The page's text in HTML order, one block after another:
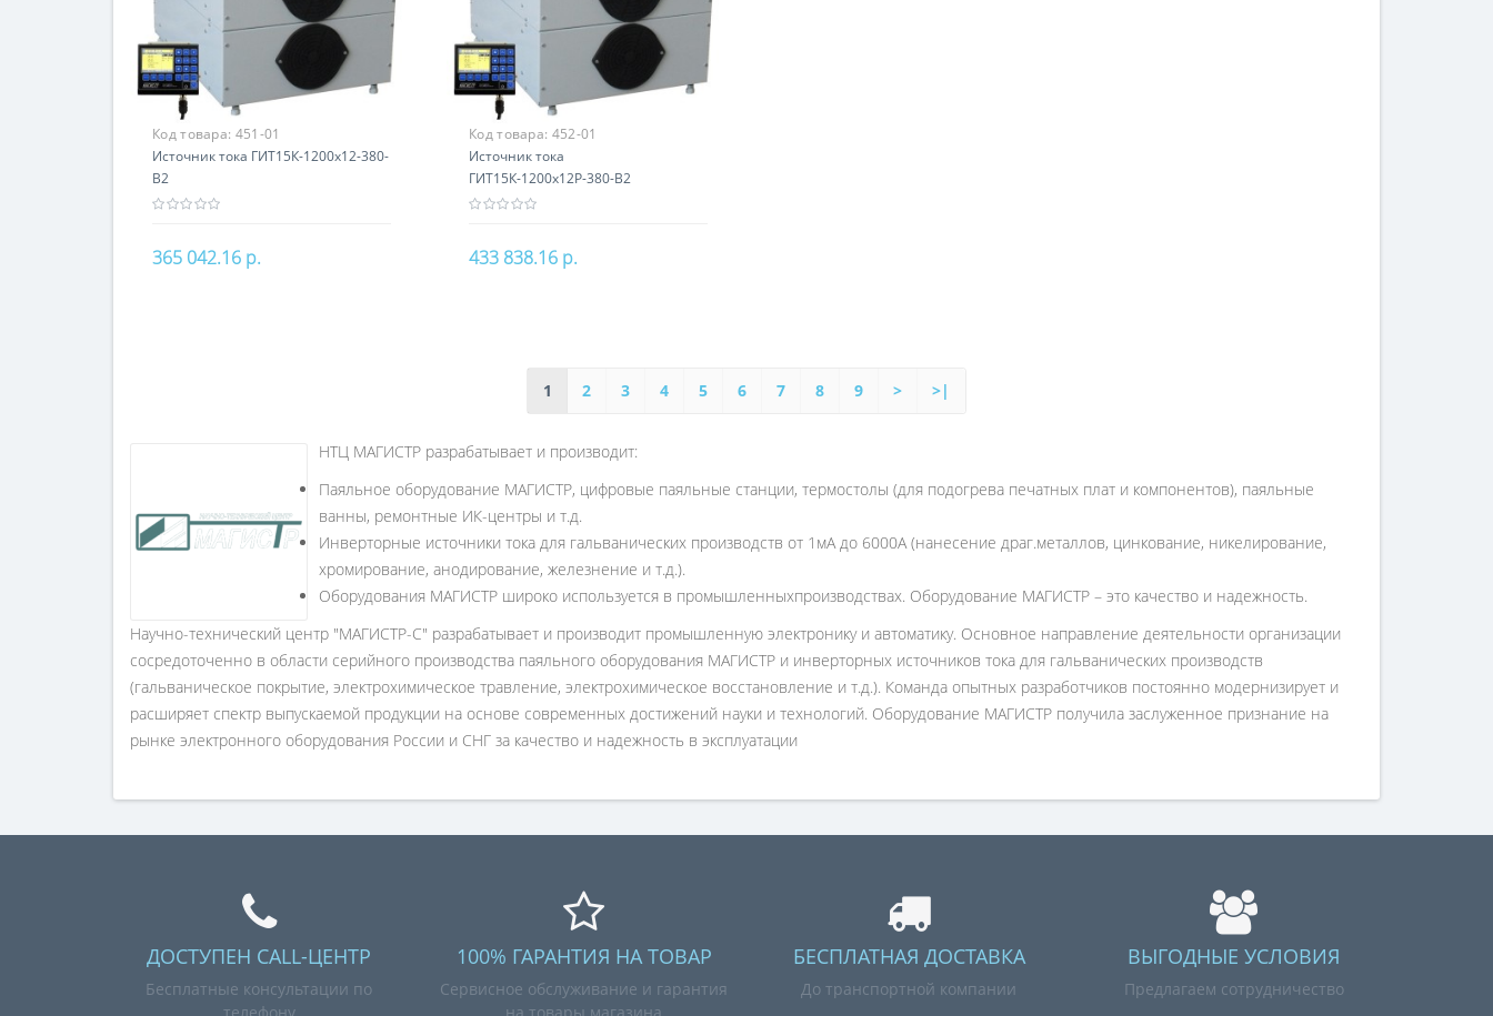
Код товара: 451-01
Источник тока ГИТ15К-1200х12-380-
В2
365 042.16 р.
Код товара: 452-01
Источник тока
ГИТ15К-1200х12Р-380-В2
433 838.16 р.
1 2 3 4 5 6 7 8 9 > >|
НТЦ МАГИСТР разрабатывает и производит:
Паяльное оборудование МАГИСТР, цифровые паяльные станции, термостолы (для подогрева печатных плат и компонентов), паяльные
ванны, ремонтные ИК-центры и т.д.
Инверторные источники тока для гальванических производств от 1мА до 6000А (нанесение драг.металлов, цинкование, никелирование,
хромирование, анодирование, железнение и т.д.).
Оборудования МАГИСТР широко используется в промышленныхпроизводствах. Оборудование МАГИСТР – это качество и надежность.
Научно-технический центр "МАГИСТР-С" разрабатывает и производит промышленную электронику и автоматику. Основное направление деятельности организации
сосредоточенно в области серийного производства паяльного оборудования МАГИСТР и инверторных источников тока для гальванических производств
(гальваническое покрытие, электрохимическое травление, электрохимическое восстановление и т.д.). Команда опытных разработчиков постоянно модернизирует и
расширяет спектр выпускаемой продукции на основе современных достижений науки и технологий. Оборудование МАГИСТР получила заслуженное признание на
рынке электронного оборудования России и СНГ за качество и надежность в эксплуатации
ДОСТУПЕН CALL-ЦЕНТР
Бесплатные консультации по
100% ГАРАНТИЯ НА ТОВАР
Сервисное обслуживание и гарантия
БЕСПЛАТНАЯ ДОСТАВКА
До транспортной компании
ВЫГОДНЫЕ УСЛОВИЯ
Предлагаем сотрудничество